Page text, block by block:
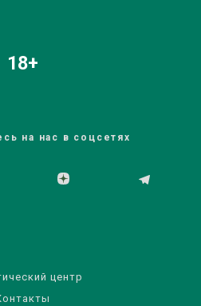
18+
на нас в соцсетях
центр